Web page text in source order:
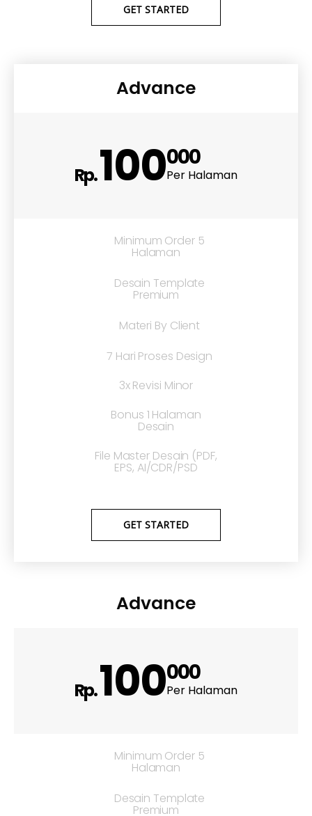
GET STARTED
Advance
Rp.100000
Per Halaman
Minimum Order 5
Halaman
Desain Template
Premium
Materi By Client
7 Hari Proses Design
3x Revisi Minor
Bonus 1 Halaman
Desain
File Master Desain (PDF,
EPS, AI/CDR/PSD
GET STARTED
Advance
Rp.100000
Per Halaman
Minimum Order 5
Halaman
Desain Template
Premium